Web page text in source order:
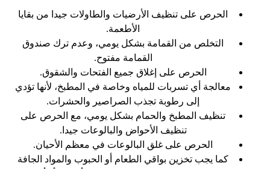
الحرص على تنظيف الأرضيات والطاولات جيدا من بقايا
الأطعمة.
التخلص من القمامة بشكل يومي، وعدم ترك صندوق
القمامة مفتوح.
الحرص على إغلاق جميع الفتحات والشقوق.
معالجة أي تسربات للمياه وخاصة في المطبخ، لأنها تؤدي
إلى رطوبة تجذب الصراصير والحشرات.
تنظيف المطبخ والحمام بشكل يومي، مع الحرص على
تنظيف الأحواض والبالوعات جيدا.
الحرص على غلق البالوعات في معظم الأحيان.
كما يجب تخزين بواقي الطعام أو الحبوب والمواد الجافة